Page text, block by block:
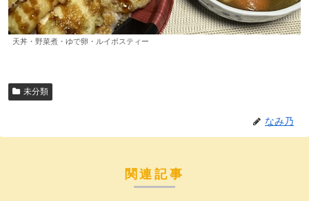
天丼・野菜煮・ゆで卵・ルイボスティー
未分類
なみ乃
関連記事